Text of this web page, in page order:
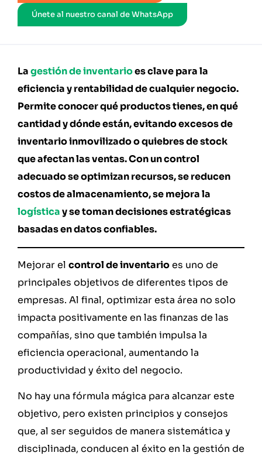
Únete al nuestro canal de WhatsApp
Lagestión de inventarioes clave para la
eficiencia y rentabilidad de cualquier negocio.
Permite conocer qué productos tienes, en qué
cantidad y dónde están, evitando excesos de
inventario inmovilizado o quiebres de stock
que afectan las ventas. Con un control
adecuado se optimizan recursos, se reducen
costos de almacenamiento, se mejora la
logísticay se toman decisiones estratégicas
basadas en datos confiables.
Mejorar el control de inventarioes uno de
principales objetivos de diferentes tipos de
empresas. Al final, optimizar esta área no solo
impacta positivamente en las finanzas de las
compañías, sino que también impulsa la
eficiencia operacional, aumentando la
productividad y éxito del negocio.
No hay una fórmula mágica para alcanzar este
objetivo, pero existen principios y consejos
que, al ser seguidos de manera sistemática y
disciplinada, conducen al éxito en la gestión de